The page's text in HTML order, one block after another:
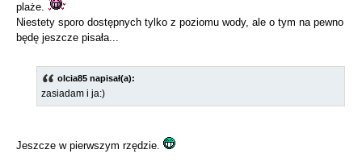
plaże.
Niestety sporo dostępnych tylko z poziomu wody, ale o tym na pewno
będę jeszcze pisała...
olcia85 napisał(a):
zasiadam i ja:)
Jeszcze w pierwszym rzędzie.